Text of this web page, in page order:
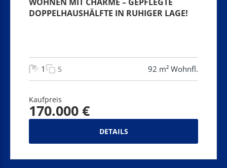
DOPPELHAUSHÄLFTE IN RUHIGER LAGE!
1 5 92 m² Wohnfl.
Kaufpreis
170.000 €
DETAILS